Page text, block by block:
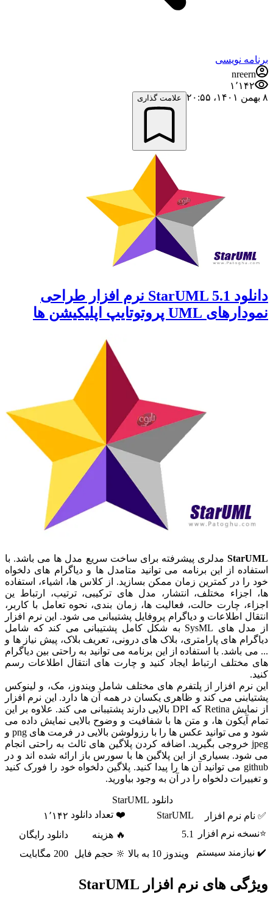
برنامه نویسی
nreern
۱٬۱۴۲
۸ بهمن ۱۴۰۱،‏ ۲۰:۵۵
علامت گذاری
دانلود StarUML 5.1 نرم افزار طراحی
نمودارهای UML پروتوتایپ اپلیکیشن ها
StarUML مدلری پیشرفته برای ساخت سریع مدل ها می باشد. با
استفاده از این برنامه می توانید متامدل ها و دیاگرام های دلخواه
خود را در کمترین زمان ممکن بسازید. از کلاس ها، اشیاء، استفاده
ها، اجزاء مختلف، انتشار، مدل های ترکیبی، ترتیب، ارتباط ین
اجزاء، چارت حالت، فعالیت ها، زمان بندی، نحوه تعامل با کاربر،
انتقال اطلاعات و دیاگرام پروفایل پشتیبانی می شود. این نرم افزار
از مدل های SysML به شکل کامل پشتیبانی می کند که شامل
دیاگرام های پارامتری، بلاک های درونی، تعریف بلاک، پیش نیاز ها و
... می باشد. با استفاده از این برنامه می توانید به راحتی بین دیاگرام
های مختلف ارتباط ایجاد کنید و چارت های انتقال اطلاعات رسم
کنید.
این نرم افزار از پلتفرم های مختلف شامل ویندوز، مک، و لینوکس
پشتیابنی می کند و ظاهری یکسان در همه آن ها دارد. این نرم افزار
از نمایش Retina که DPI بالایی دارند پشتیبانی می کند. علاوه بر این
تمام آیکون ها، و متن ها با شفافیت و وضوح بالایی نمایش داده می
شود و می توانید عکس ها را با رزولوشن بالایی در فرمت های png و
jpeg خروجی بگیرید. اضافه کردن پلاگین های ثالث به راحتی انجام
می شود. بسیاری از این پلاگین ها با سورس باز ارائه شده اند و در
github می توانید آن ها را پیدا کنید. پلاگین دلخواه خود را فورک کنید
و تغییرات دلخواه را در آن به وجود بیاورید.
دانلود StarUML
✅ نام نرم افزار
StarUML ❤️ تعداد دانلود ۱٬۱۴۲
⭐نسخه نرم افزار
5.1 🔥 هزینه
دانلود رایگان
✔️ نیازمند سیستم
ویندوز 10 به بالا 🔆 حجم فایل 200 مگابایت
ویژگی های نرم افزار StarUML